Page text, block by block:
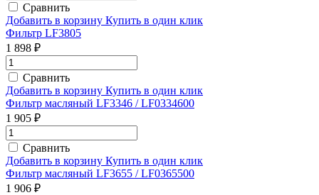
Сравнить
Добавить в корзину Купить в один клик
Фильтр LF3805
1 898 ₽
Сравнить
Добавить в корзину Купить в один клик
Фильтр масляный LF3346 / LF0334600
1 905 ₽
Сравнить
Добавить в корзину Купить в один клик
Фильтр масляный LF3655 / LF0365500
1 906 ₽